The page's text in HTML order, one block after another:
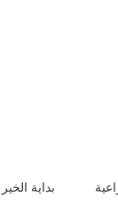
بداية الخير